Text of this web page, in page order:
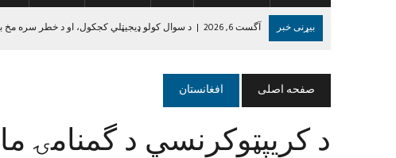
بیړنی خبر آگست 6, 2026 | د سوال کولو ډیجیټلي کجکول، او د خطر سره مخ
د روغتیا نړۍوال سازمان: د پولیو د مخنیوي هڅې دې پراخې شي
آگست 6, 2026
| تازه درجه‌بندي؛ پنځه افغان لوبغاړي د نړۍ د غوره لسو په نوم‌لړ
آگست 5, 2026
نورستان کې ۱۹ تاریخي سیمې او اثار ثبت شوي
صفحه اصلی افغانستان
د کریپټوکرنسي د گمنامۍ